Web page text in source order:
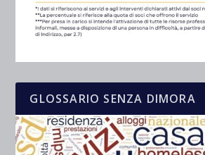
GLOSSARIO SENZA DIMORA